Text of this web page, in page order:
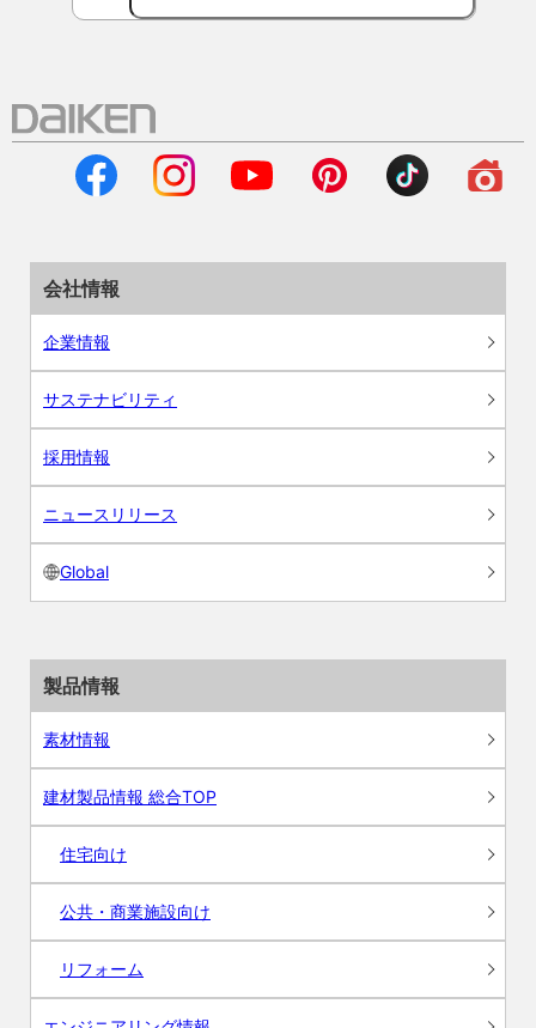
会社情報
企業情報
サステナビリティ
採用情報
ニュースリリース
Global
製品情報
素材情報
建材製品情報 総合TOP
住宅向け
公共・商業施設向け
リフォーム